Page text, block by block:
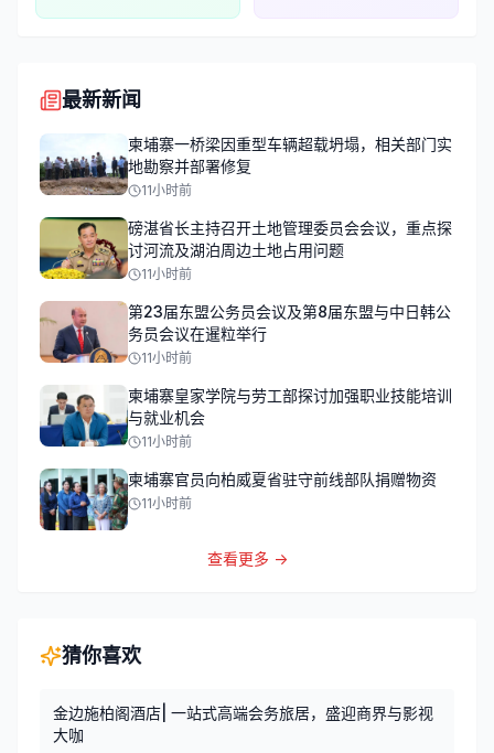
最新新闻
柬埔寨一桥梁因重型车辆超载坍塌，相关部门实
地勘察并部署修复
11小时前
磅湛省长主持召开土地管理委员会会议，重点探
讨河流及湖泊周边土地占用问题
11小时前
第23届东盟公务员会议及第8届东盟与中日韩公
务员会议在暹粒举行
11小时前
柬埔寨皇家学院与劳工部探讨加强职业技能培训
与就业机会
11小时前
柬埔寨官员向柏威夏省驻守前线部队捐赠物资
11小时前
查看更多 →
猜你喜欢
金边施柏阁酒店| 一站式高端会务旅居，盛迎商界与影视
大咖